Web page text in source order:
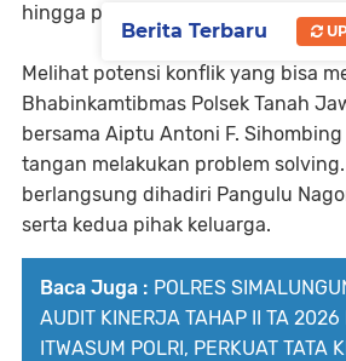
hingga pecah.
Melihat potensi konflik yang bisa
Bhabinkamtibmas Polsek Tanah
bersama Aiptu Antoni F.
tangan melakukan problem
berlangsung dihadiri Pangulu
serta kedua pihak keluarga.
Baca Juga : POLRES
AUDIT KINERJA TAHAP II TA 2026
ITWASUM POLRI, PERKUAT TATA
Berita Terbaru